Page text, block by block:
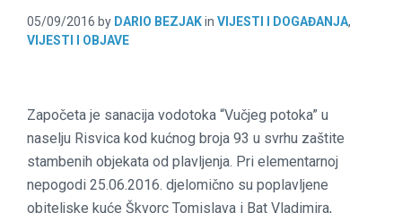
05/09/2016 by DARIO BEZJAKin VIJESTI I DOGAĐANJA,
VIJESTI I OBJAVE
Započeta je sanacija vodotoka “Vučjeg potoka” u
naselju Risvica kod kućnog broja 93 u svrhu zaštite
stambenih objekata od plavljenja. Pri elementarnoj
nepogodi 25.06.2016. djelomično su poplavljene
obiteljske kuće Škvorc Tomislava i Bat Vladimira,